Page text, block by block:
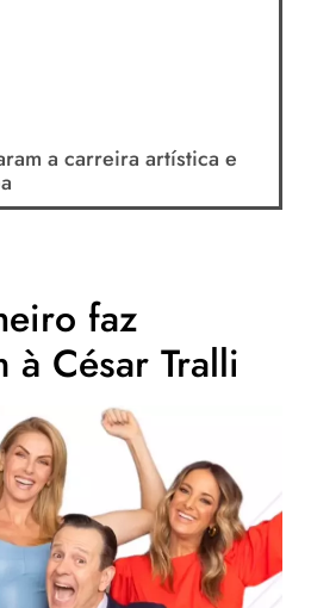
a carreira artística e
faz
à César Tralli